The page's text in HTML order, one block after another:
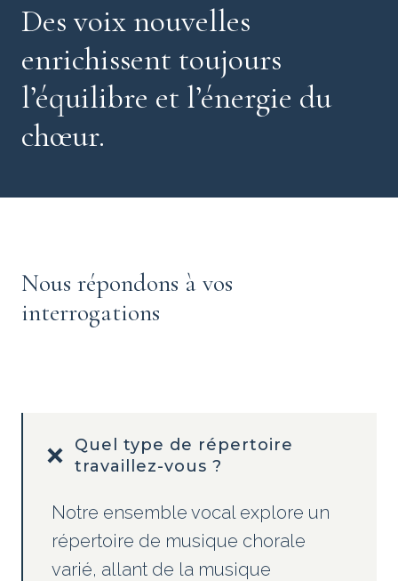
Des voix nouvelles
enrichissent toujours
l’équilibre et l’énergie du
chœur.
Nous répondons à vos
interrogations
Quel type de répertoire
travaillez-vous ?
Notre ensemble vocal explore un
répertoire de musique chorale
varié, allant de la musique